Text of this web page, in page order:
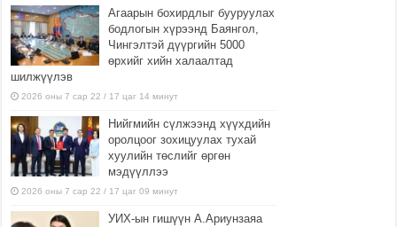
Агаарын бохирдлыг бууруулах
бодлогын хүрээнд Баянгол,
Чингэлтэй дүүргийн 5000
өрхийг хийн халаалтад
шилжүүлэв
2026 оны 7 сар 22 / 17 цаг 14 минут
Нийгмийн сүлжээнд хүүхдийн
оролцоог зохицуулах тухай
хуулийн төслийг өргөн
мэдүүллээ
2026 оны 7 сар 22 / 17 цаг 09 минут
УИХ-ын гишүүн А.Ариунзаяа